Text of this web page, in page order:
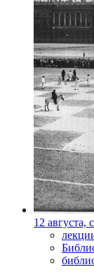
12 августа,